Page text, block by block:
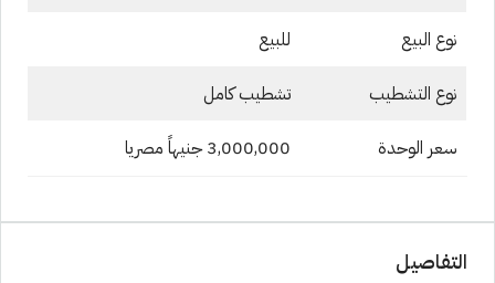
نوع البيع للبيع
نوع التشطيب تشطيب كامل
سعر الوحدة 3,000,000 جنيهاً مصريا
التفاصيل